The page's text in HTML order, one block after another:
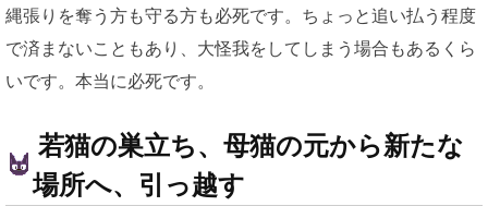
縄張りを奪う方も守る方も必死です。ちょっと追い払う程度
で済まないこともあり、大怪我をしてしまう場合もあるくら
いです。本当に必死です。
若猫の巣立ち、母猫の元から新たな
場所へ、引っ越す